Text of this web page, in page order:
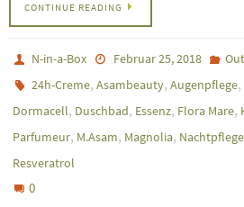
CONTINUE READING
N-in-a-Box Februar 25, 2018
24h-Creme,Asambeauty,Augenpflege,
Dormacell, Duschbad, Essenz, Flora Mare,
Parfumeur, M.Asam, Magnolia, Nachtpflege
Resveratrol
0